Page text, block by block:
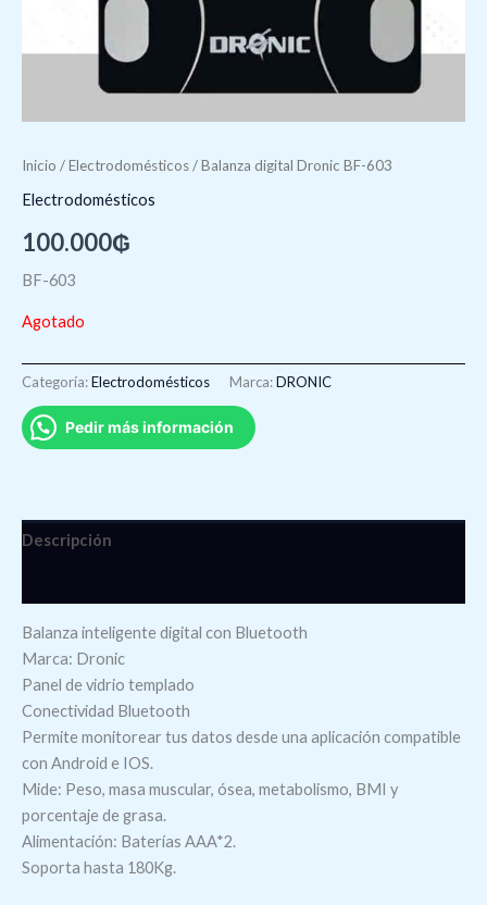
Inicio /Electrodomésticos/ Balanza digital Dronic BF-603
Electrodomésticos
100.000₲
BF-603
Agotado
Categoría:Electrodomésticos Marca:DRONIC
Pedir más información
Descripción
Balanza inteligente digital con Bluetooth
Marca: Dronic
Panel de vidrio templado
Conectividad Bluetooth
Permite monitorear tus datos desde una aplicación compatible
con Android e IOS.
Mide: Peso, masa muscular, ósea, metabolismo, BMI y
porcentaje de grasa.
Alimentación: Baterías AAA*2.
Soporta hasta 180Kg.